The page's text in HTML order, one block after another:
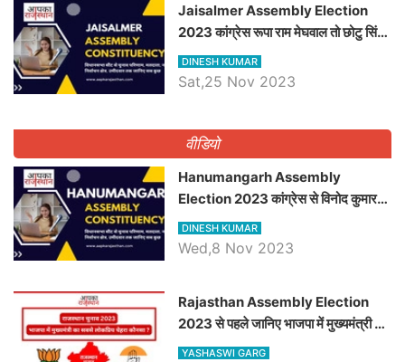
​​​​​​​Jaisalmer Assembly Election
2023 कांग्रेस रूपा राम मेघवाल तो छोटु सिंह
भाटी होंगे भाजपा उम्मीदवार, जानिये जैसलमेर
विधानसभा सीट के ताजा समीकरण
DINESH KUMAR
Sat,25 Nov 2023
वीडियो
Hanumangarh Assembly
Election 2023 कांग्रेस से विनोद कुमार
चौधरी तो अमित चौधरी होंगे भाजपा उम्मीदवार,
जानिये हनुमानगढ़ विधानसभा सीट के ताजा
DINESH KUMAR
Wed,8 Nov 2023
Rajasthan Assembly Election
2023 से पहले जानिए भाजपा में मुख्यमंत्री का
सबसे लोकप्रिय चेहरा कौनसा ?
YASHASWI GARG